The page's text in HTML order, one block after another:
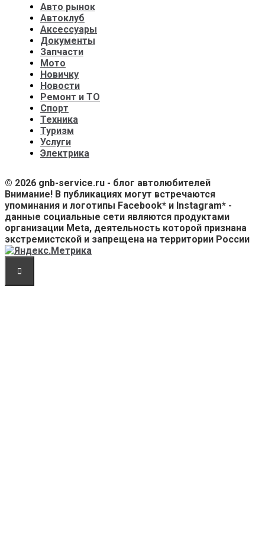
Авто рынок
Автоклуб
Аксессуары
Документы
Запчасти
Мото
Новичку
Новости
Ремонт и ТО
Спорт
Техника
Туризм
Услуги
Электрика
© 2026 gnb-service.ru - блог автолюбителей
Внимание! В публикациях могут встречаются
упоминания и логотипы Facebook* и Instagram* -
данные социальные сети являются продуктами
организации Meta, деятельность которой признана
экстремистской и запрещена на территории России